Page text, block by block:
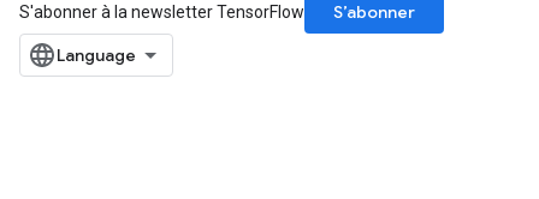
S'abonner à la newsletter TensorFlow
S’abonner